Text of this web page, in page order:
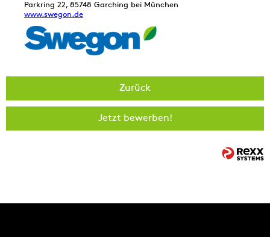
Parkring 22, 85748 Garching bei München
www.swegon.de
Zurück
Jetzt bewerben!